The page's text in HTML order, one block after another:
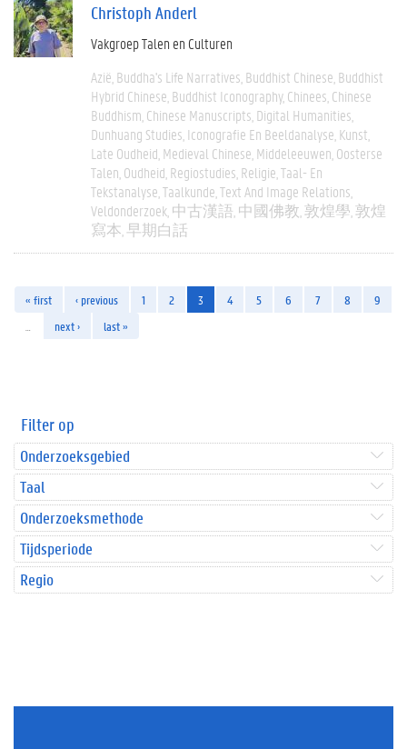
Christoph Anderl
Vakgroep Talen en Culturen
Azië Buddha's Life Narratives Buddhist Chinese Buddhist
Hybrid Chinese Buddhist Iconography Chinees Chinese
Buddhism Chinese Manuscripts Digital Humanities
Dunhuang Studies Iconografie En Beeldanalyse Kunst
Late Oudheid Medieval Chinese Middeleeuwen Oosterse
Talen Oudheid Regiostudies Religie Taal- En
Tekstanalyse Taalkunde Text And Image Relations
Veldonderzoek 中古漢語 中國佛教 敦煌學 敦煌
寫本 早期白話
« first ‹ previous 1 2 3 4 5 6 7 8
9
next › last »
Filter op
Onderzoeksgebied
Taal
Onderzoeksmethode
Tijdsperiode
Regio